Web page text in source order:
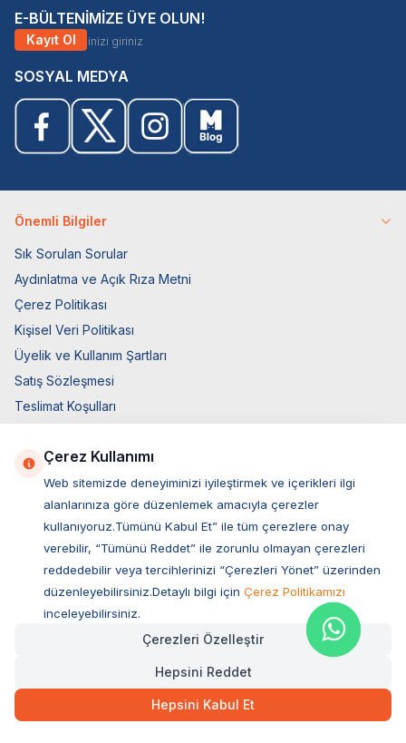
E-BÜLTENİMİZE ÜYE OLUN!
Kayıt Ol
SOSYAL MEDYA
Önemli Bilgiler
Sık Sorulan Sorular
Aydınlatma ve Açık Rıza Metni
Çerez Politikası
Kişisel Veri Politikası
Üyelik ve Kullanım Şartları
Satış Sözleşmesi
Teslimat Koşulları
Elektronik İleti Aydınlatma Metni
Üye Giriş
Yeni Üyelik
Orijinal Ürün Garantisi
Çerez Kullanımı
Web sitemizde deneyiminizi iyileştirmek ve içerikleri ilgi
alanlarınıza göre düzenlemek amacıyla çerezler
kullanıyoruz.Tümünü Kabul Et” ile tüm çerezlere onay
verebilir, “Tümünü Reddet” ile zorunlu olmayan çerezleri
reddedebilir veya tercihlerinizi “Çerezleri Yönet” üzerinden
düzenleyebilirsiniz.Detaylı bilgi için Çerez Politikamızı
inceleyebilirsiniz.
Çerezleri Özelleştir
Hepsini Reddet
Hepsini Kabul Et